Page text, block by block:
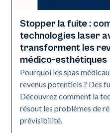
L'industrie
Stopper la fuite :
technologies laser
transforment les
médico-esthétiques
Pourquoi les spas
revenus potentiels ? Des
Découvrez comment la
résout les problèmes de
prévisibilité.